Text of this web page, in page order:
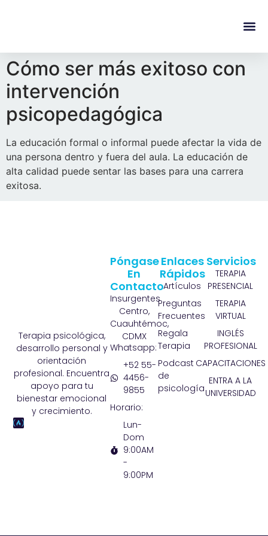
Cómo ser más exitoso con
intervención
psicopedagógica
La educación formal o informal puede afectar la vida de
una persona dentro y fuera del aula. La educación de
alta calidad puede sentar las bases para una carrera
exitosa.
Terapia psicológica,
desarrollo personal y
orientación
profesional. Encuentra
apoyo para tu
bienestar emocional
y crecimiento.
Servicios
TERAPIA
PRESENCIAL
TERAPIA
VIRTUAL
INGLÉS
PROFESIONAL
CAPACITACIONES
ENTRA A LA
UNIVERSIDAD
Enlaces
Rápidos
Artículos
Preguntas
Frecuentes
Regala
Terapia
Podcast
de
psicología
Póngase
En
Contacto
Insurgentes
Centro,
Cuauhtémoc,
CDMX
Whatsapp:
+52 55-
4456-
9855
Horario:
Lun-
Dom
9:00AM
-
9:00PM